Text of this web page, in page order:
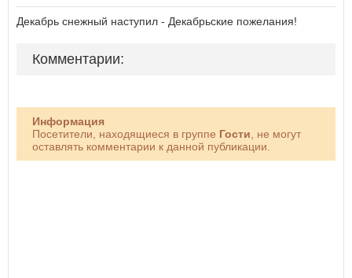
Декабрь снежный наступил - Декабрьские пожелания!
Комментарии:
Информация
Посетители, находящиеся в группе Гости, не могут
оставлять комментарии к данной публикации.